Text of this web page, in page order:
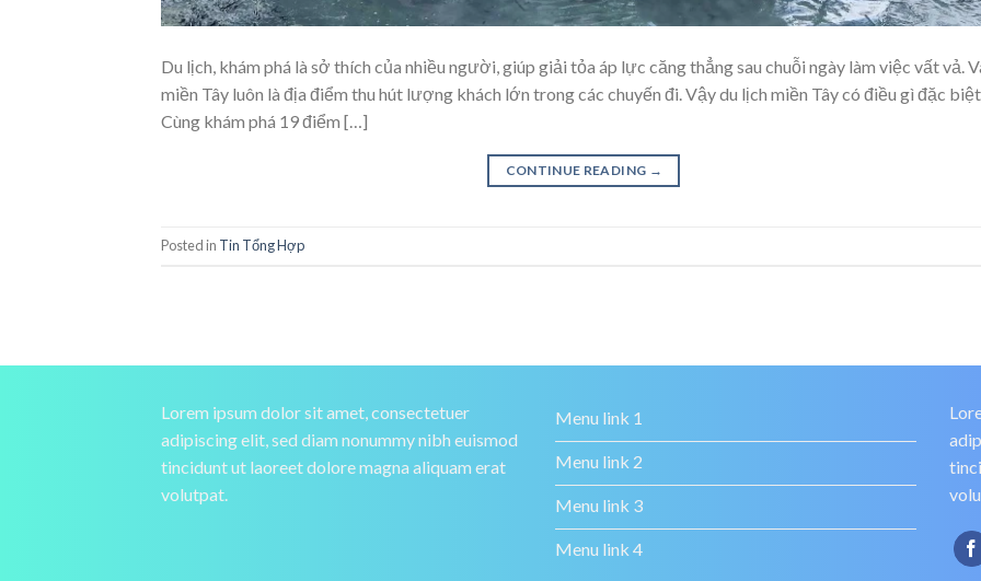
Du lịch, khám phá là sở thích của nhiều người, giúp giải tỏa áp lực căng thẳng sau chuỗi ngày làm việc vất vả.
miền Tây luôn là địa điểm thu hút lượng khách lớn trong các chuyến đi. Vậy du lịch miền Tây có điều gì đặc
Cùng khám phá 19 điểm […]
CONTINUE READING →
Posted in Tin Tổng Hợp
Lorem ipsum dolor sit amet, consectetuer
adipiscing elit, sed diam nonummy nibh euismod
tincidunt ut laoreet dolore magna aliquam erat
volutpat.
Menu link 1
Menu link 2
Menu link 3
Menu link 4